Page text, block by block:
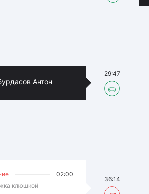
Антон
29:47
02:00
клюшкой
36:14